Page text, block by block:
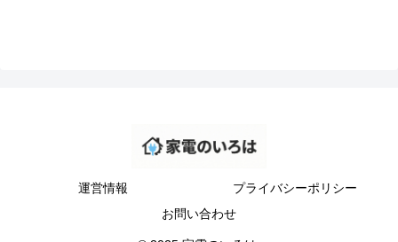
運営情報
プライバシーポリシー
お問い合わせ